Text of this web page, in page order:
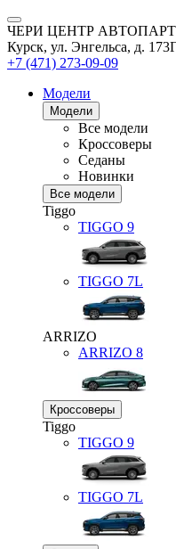
ЧЕРИ ЦЕНТР
Курск, ул. Энгельса, д.
+7 (471) 273-09-09
Модели
Модели
Все модели
Кроссоверы
Седаны
Новинки
Все модели
Tiggo
TIGGO 9
TIGGO 7L
ARRIZO
ARRIZO 8
Кроссоверы
Tiggo
TIGGO 9
TIGGO 7L